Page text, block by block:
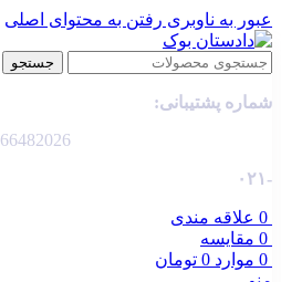
عبور به ناوبری رفتن به محتوای اصلی
جستجو
شماره پشتیبانی:
66482026
-۰۲۱
0 علاقه مندی
0 مقایسه
0 موارد 0 تومان